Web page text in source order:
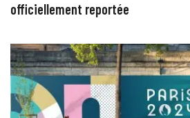
officiellement reportée